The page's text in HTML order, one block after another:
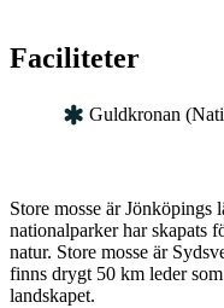
Faciliteter
Guldkronan
Store mosse är Jönköpings
nationalparker har skapats
natur. Store mosse är
finns drygt 50 km leder
landskapet.